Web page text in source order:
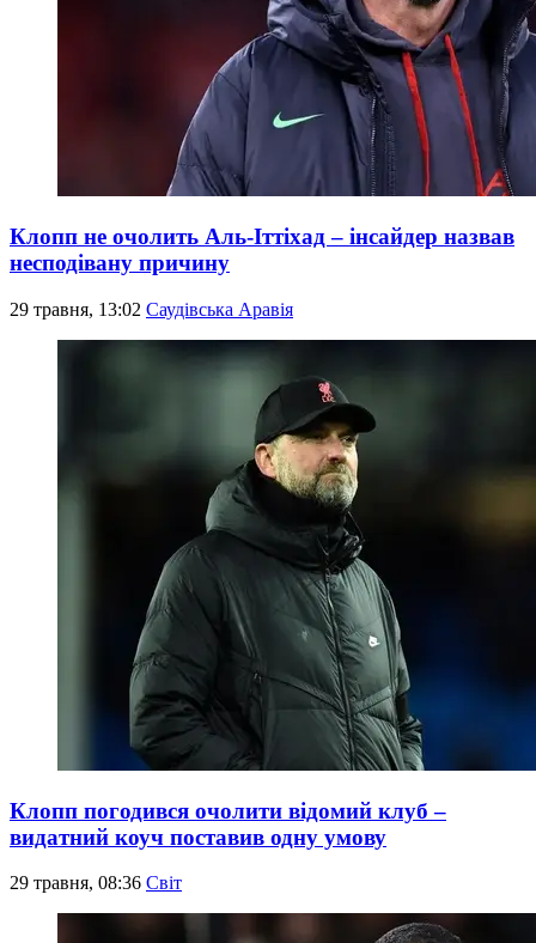
Клопп не очолить Аль-Іттіхад – інсайдер назвав
несподівану причину
29 травня, 13:02 Саудівська Аравія
Клопп погодився очолити відомий клуб –
видатний коуч поставив одну умову
29 травня, 08:36 Світ